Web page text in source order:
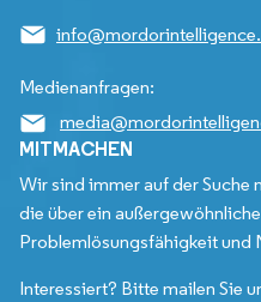
Medienanfragen:
MITMACHEN
Wir sind immer auf der
die über ein
Problemlösungsfähigkeit und
Interessiert? Bitte mailen Sie